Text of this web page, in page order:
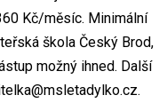
Kč/měsíc. Minimální
škola Český Brod,
možný ihned. Další